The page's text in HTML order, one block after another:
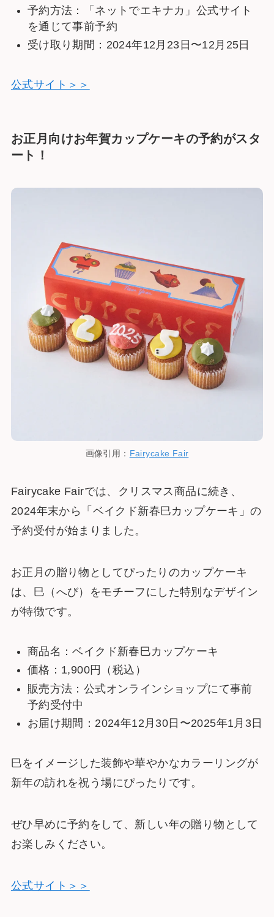
予約方法：「ネットでエキナカ」公式サイト
を通じて事前予約
受け取り期間：2024年12月23日〜12月25日
公式サイト＞＞
お正月向けお年賀カップケーキの予約がスタ
ート！
画像引用： Fairycake Fair
Fairycake Fairでは、クリスマス商品に続き、
2024年末から「ベイクド新春巳カップケーキ」の
予約受付が始まりました。
お正月の贈り物としてぴったりのカップケーキ
は、巳（へび）をモチーフにした特別なデザイン
が特徴です。
商品名：ベイクド新春巳カップケーキ
価格：1,900円（税込）
販売方法：公式オンラインショップにて事前
予約受付中
お届け期間：2024年12月30日〜2025年1月3日
巳をイメージした装飾や華やかなカラーリングが
新年の訪れを祝う場にぴったりです。
ぜひ早めに予約をして、新しい年の贈り物として
お楽しみください。
公式サイト＞＞